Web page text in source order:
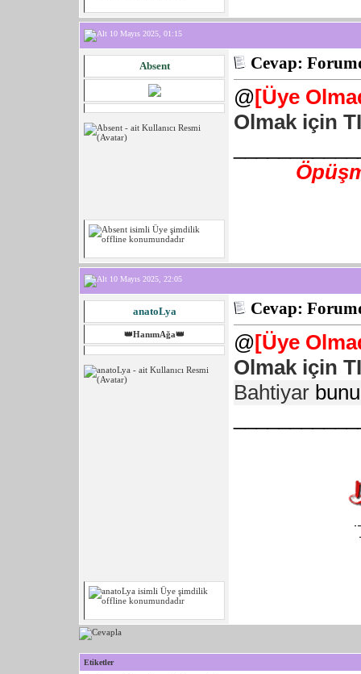
10 Mayıs 2025, 01:15
Absent Cevap:
@[Üye
Olmak için
10 Mayıs 2025, 22:05
anatoLya
👑HanımAğa👑
Cevap:
@[Üye
Olmak için
Bahtiyar
Etiketler